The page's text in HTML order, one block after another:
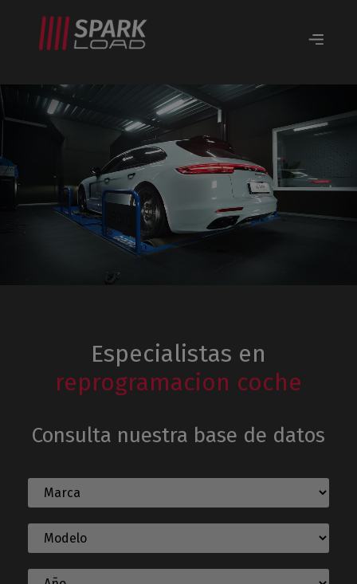
Especialistas en
reprogramacion coche
Consulta nuestra base de datos